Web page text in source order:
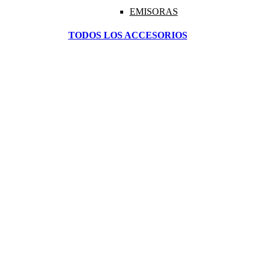
EMISORAS
TODOS LOS ACCESORIOS